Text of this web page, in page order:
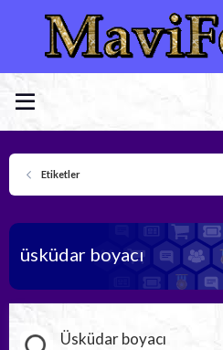
Etiketler
üsküdar boyacı
Üsküdar boyacı